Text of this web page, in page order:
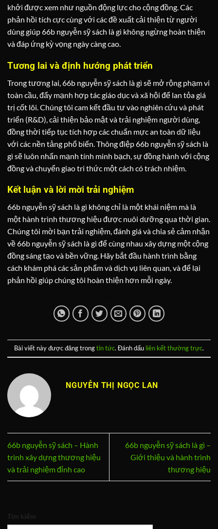
khởi được xem như nguồn động lực cho cộng đồng. Các
phản hồi tích cực cùng với các đề xuất cải thiện từ người
dùng giúp 66b nguyễn sỹ sách là gì không ngừng hoàn thiện
và đáp ứng kỳ vọng ngày càng cao.
Tương lai và định hướng phát triển
Trong tương lai, 66b nguyễn sỹ sách là gì sẽ mở rộng phạm vi
toàn cầu, đẩy mạnh hợp tác giáo dục và xã hội để lan tỏa giá
trị cốt lõi. Chúng tôi cam kết đầu tư vào nghiên cứu và phát
triển (R&D), cải thiện bảo mật và trải nghiệm người dùng,
đồng thời tiếp tục tích hợp các chuẩn mực an toàn dữ liệu
với các nền tảng phổ biến. Thông điệp 66b nguyễn sỹ sách là
gì sẽ luôn nhấn mạnh tính minh bạch, sự đồng hành với cộng
đồng và chuyển giao tri thức một cách có trách nhiệm.
Kết luận và lời mời trải nghiệm
66b nguyễn sỹ sách là gì không chỉ là một khái niệm mà là
một hành trình thương hiệu được nuôi dưỡng qua thời gian.
Chúng tôi mời bạn trải nghiệm, đánh giá và chia sẻ cảm nhận
về 66b nguyễn sỹ sách là gì để cùng nhau xây dựng một cộng
đồng sáng tạo và bền vững. Hãy bắt đầu hành trình bằng
cách khám phá các sản phẩm và dịch vụ liên quan, và để lại
phản hồi giúp chúng tôi hoàn thiện hơn mỗi ngày.
Bài viết này được đăng trongtin tức. Đánh dấu liên kết thường trực.
NGUYỄN THỊ NGỌC LAN
66b nguyễn sỹ sách – Hành
trình xây dựng thương hiệu
và trải nghiệm đỉnh cao
66b nguyễn sỹ sách là gì –
Giới thiệu và hành trình
thương hiệu
Tìm kiếm